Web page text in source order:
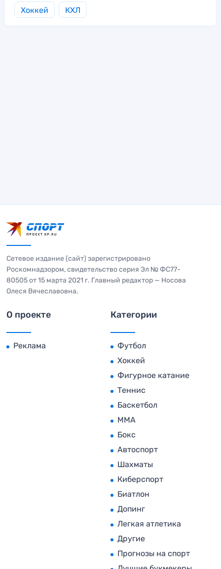
Хоккей КХЛ
Сетевое издание (сайт) зарегистрировано
Роскомнадзором, свидетельство серия Эл № ФС77-
80505 от 15 марта 2021 г. Главный редактор — Носова
Олеся Вячеславовна.
О проекте
Реклама
Категории
Футбол
Хоккей
Фигурное катание
Теннис
Баскетбол
MMA
Бокс
Автоспорт
Шахматы
Киберспорт
Биатлон
Допинг
Легкая атлетика
Другие
Прогнозы на спорт